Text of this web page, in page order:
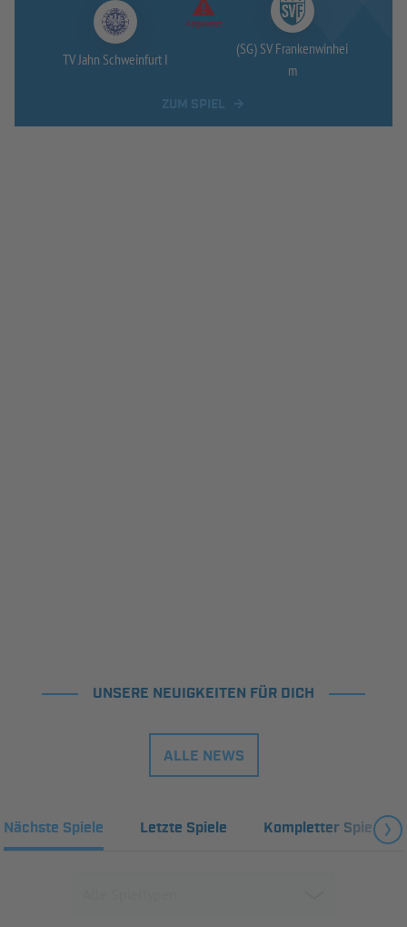
TV Jahn Schweinfurt I
Abgesetzt
(SG) SV Frankenwinhei
m
UNSERE NEUIGKEITEN FÜR DICH
ALLE NEWS
Nächste Spiele Letzte Spiele Kompletter Spielplan